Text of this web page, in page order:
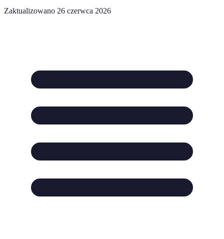
Zaktualizowano 26 czerwca 2026